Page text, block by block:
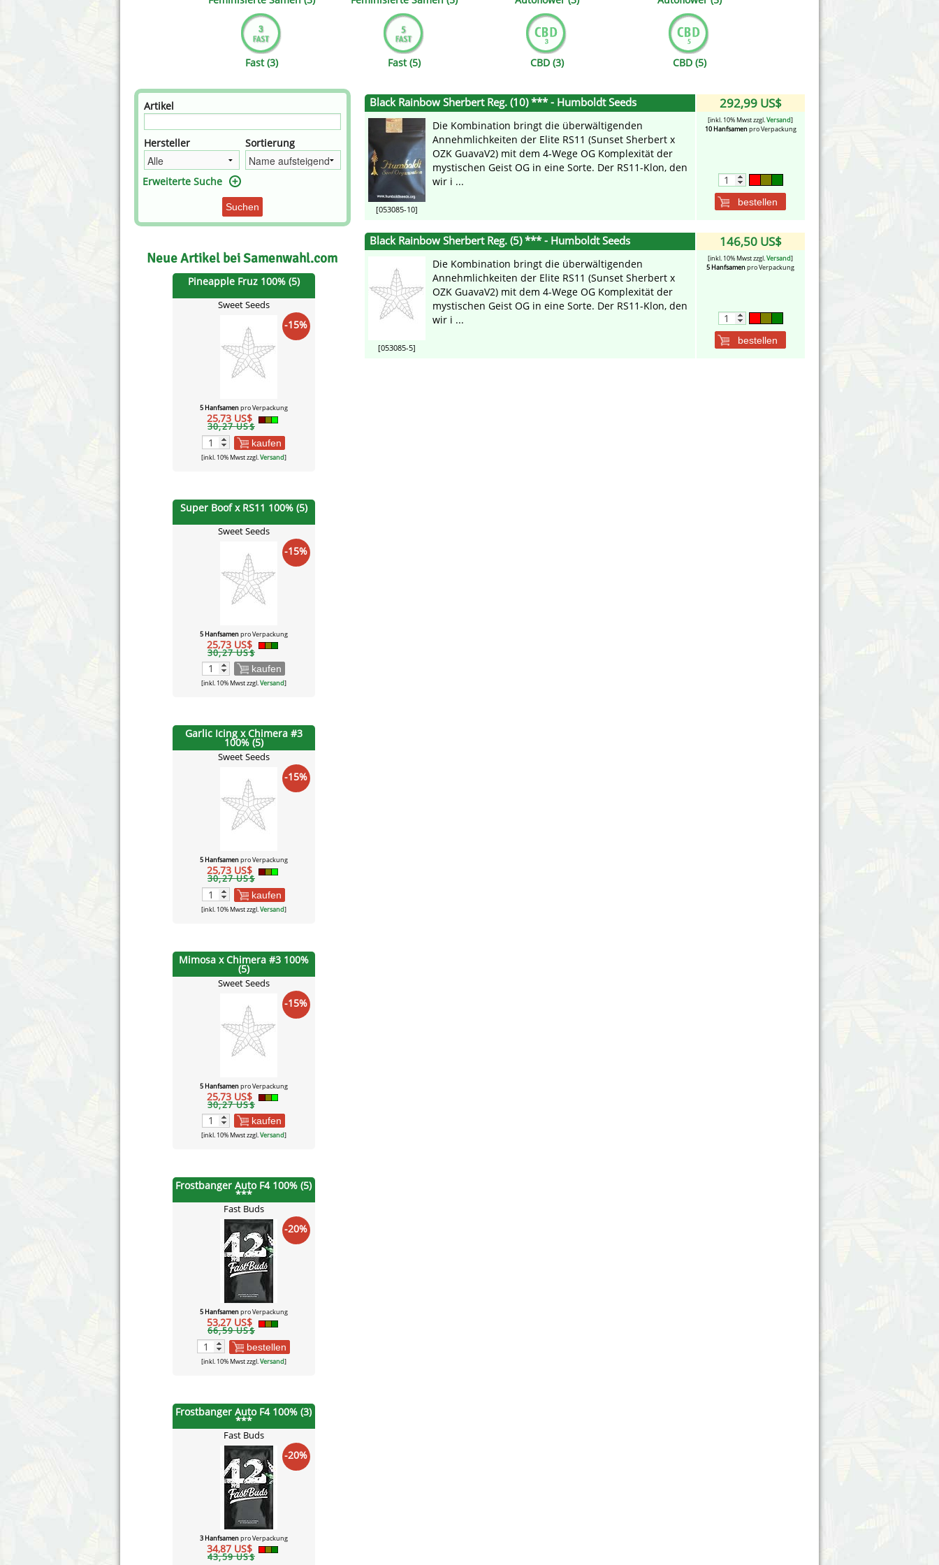
Bulk Seed Bank
Bulldog Seeds
Cannabella Genetics
Female Seeds
House of the Great Gardener
Mandala
Ministry of Cannabis
Paradise Seeds
Philosopher Seeds
Seedy Simon
Söllner - Vadda's Marijuanabam
Strain Hunters Seedbank
Sumo Seeds
Victory Seeds
Vision Seeds
World of Seeds
CBD Nutzhanfsamen
Fast (3) Fast (5) CBD (3) CBD (5)
Artikel
Hersteller Sortierung
Erweiterte Suche
Suchen
Neue Artikel bei Samenwahl.com
Pineapple Fruz 100% (5)
Sweet Seeds
-15%
5 Hanfsamenpro Verpackung
25,73 US$
30,27 US$
kaufen
[inkl. 10% Mwst zzgl.Versand]
Super Boof x RS11 100% (5)
Sweet Seeds
-15%
5 Hanfsamenpro Verpackung
25,73 US$
30,27 US$
kaufen
[inkl. 10% Mwst zzgl.Versand]
Garlic Icing x Chimera #3
100% (5)
Sweet Seeds
-15%
5 Hanfsamenpro Verpackung
25,73 US$
30,27 US$
kaufen
[inkl. 10% Mwst zzgl.Versand]
Mimosa x Chimera #3 100%
(5)
Sweet Seeds
-15%
5 Hanfsamenpro Verpackung
25,73 US$
30,27 US$
kaufen
[inkl. 10% Mwst zzgl.Versand]
Frostbanger Auto F4 100% (5)
***
Fast Buds
-20%
5 Hanfsamenpro Verpackung
53,27 US$
66,59 US$
bestellen
[inkl. 10% Mwst zzgl.Versand]
Frostbanger Auto F4 100% (3)
***
Fast Buds
-20%
3 Hanfsamenpro Verpackung
34,87 US$
43,59 US$
Black Rainbow Sherbert Reg. (10) *** - Humboldt Seeds
[053085-10]
Die Kombination bringt die überwältigenden
Annehmlichkeiten der Elite RS11 (Sunset Sherbert x
OZK GuavaV2) mit dem 4-Wege OG Komplexität der
mystischen Geist OG in eine Sorte. Der RS11-Klon, den
wir i ...
292,99 US$
[inkl. 10% Mwst zzgl.Versand]
10 Hanfsamenpro Verpackung
bestellen
Black Rainbow Sherbert Reg. (5) *** - Humboldt Seeds
[053085-5]
Die Kombination bringt die überwältigenden
Annehmlichkeiten der Elite RS11 (Sunset Sherbert x
OZK GuavaV2) mit dem 4-Wege OG Komplexität der
mystischen Geist OG in eine Sorte. Der RS11-Klon, den
wir i ...
146,50 US$
[inkl. 10% Mwst zzgl.Versand]
5 Hanfsamenpro Verpackung
bestellen